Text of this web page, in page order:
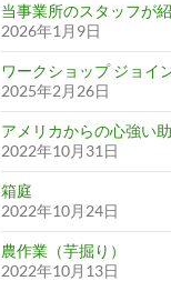
当事業所のスタッフが
2026年1月9日
ワークショップ ジョイ
2025年2月26日
アメリカからの心強い
2022年10月31日
箱庭
2022年10月24日
農作業（芋掘り）
2022年10月13日